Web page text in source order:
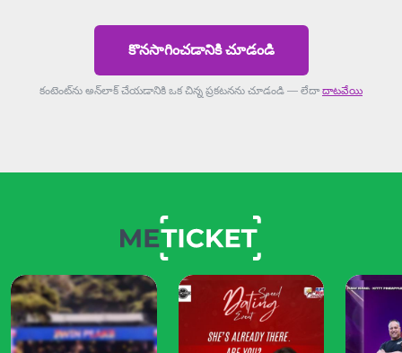
కొనసాగించడానికి చూడండి
కంటెంట్‌ను అన్‌లాక్ చేయడానికి ఒక చిన్న ప్రకటనను చూడండి — లేదాదాటవేయి